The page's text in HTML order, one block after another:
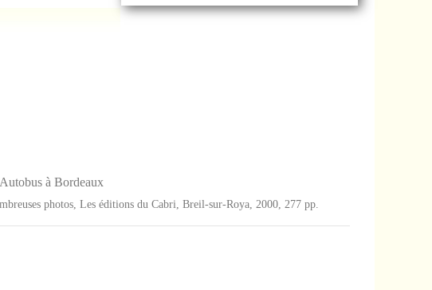
à Bordeaux
photos, Les éditions du Cabri, Breil-sur-Roya, 2000, 277 pp.